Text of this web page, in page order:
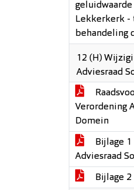
geluidwaarde
Lekkerkerk -
behandeling
12 (H)
Adviesraad
Verordening
Domein
Bijlage
Adviesraad
Bijlage